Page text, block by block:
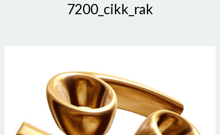
7200_cikk_rak